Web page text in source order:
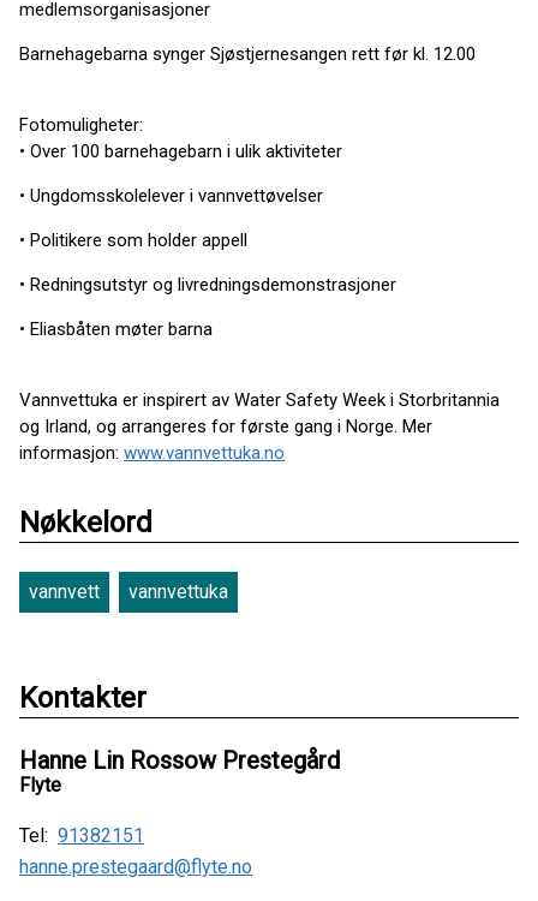
medlemsorganisasjoner
Barnehagebarna synger Sjøstjernesangen rett før kl. 12.00
Fotomuligheter:
• Over 100 barnehagebarn i ulik aktiviteter
• Ungdomsskolelever i vannvettøvelser
• Politikere som holder appell
• Redningsutstyr og livredningsdemonstrasjoner
• Eliasbåten møter barna
Vannvettuka er inspirert av Water Safety Week i Storbritannia
og Irland, og arrangeres for første gang i Norge. Mer
informasjon: www.vannvettuka.no
Nøkkelord
vannvett vannvettuka
Kontakter
Hanne Lin Rossow Prestegård
Flyte
Tel: 91382151
hanne.prestegaard@flyte.no